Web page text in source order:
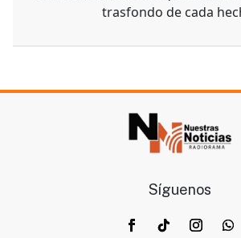
trasfondo de cada
Síguenos